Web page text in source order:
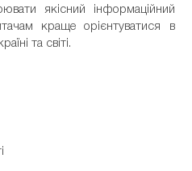
якісний інформаційний
краще орієнтуватися в
та світі.